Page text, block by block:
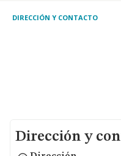
DIRECCIÓN Y CONTACTO
Dirección y